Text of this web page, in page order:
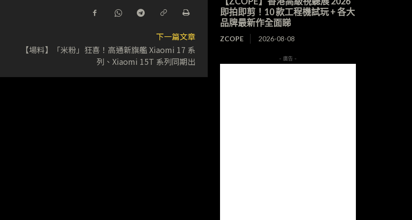
下一篇文章
【場料】「米粉」狂喜！高通新旗艦 Xiaomi 17 系
列、Xiaomi 15T 系列同期出
即拍即剪！10 款工程機試玩 + 各大
品牌最新作全面睇
ZCOPE 2026-08-08
- 廣告 -